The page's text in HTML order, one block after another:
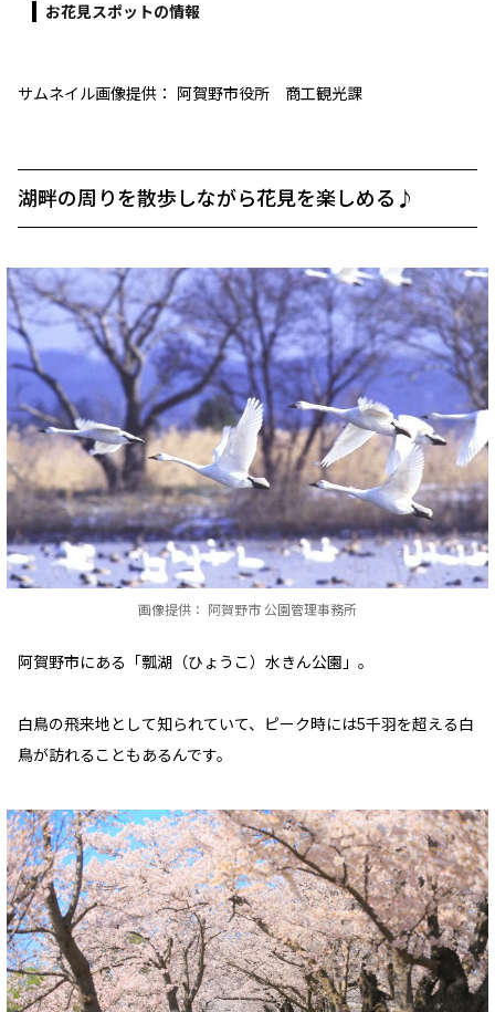
お花見スポットの情報
サムネイル画像提供： 阿賀野市役所 商工観光課
湖畔の周りを散歩しながら花見を楽しめる♪
画像提供： 阿賀野市 公園管理事務所
阿賀野市にある「瓢湖（ひょうこ）水きん公園」。
白鳥の飛来地として知られていて、ピーク時には5千羽を超える白
鳥が訪れることもあるんです。